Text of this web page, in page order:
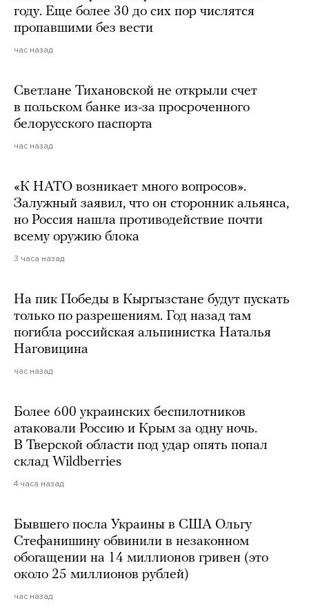
году. Еще более 30 до сих пор числятся
пропавшими без вести
час назад
Светлане Тихановской не открыли счет
в польском банке из-за просроченного
белорусского паспорта
час назад
«К НАТО возникает много вопросов».
Залужный заявил, что он сторонник альянса,
но Россия нашла противодействие почти
всему оружию блока
3 часа назад
На пик Победы в Кыргызстане будут пускать
только по разрешениям. Год назад там
погибла российская альпинистка Наталья
Наговицина
час назад
Более 600 украинских беспилотников
атаковали Россию и Крым за одну ночь.
В Тверской области под удар опять попал
склад Wildberries
4 часа назад
Бывшего посла Украины в США Ольгу
Стефанишину обвинили в незаконном
обогащении на 14 миллионов гривен (это
около 25 миллионов рублей)
час назад